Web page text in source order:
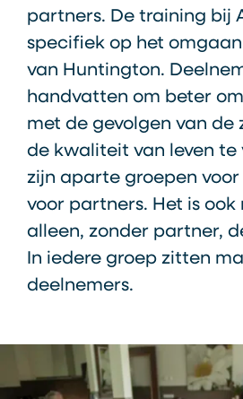
partners. De training bij
specifiek op het
van Huntington.
handvatten om beter
met de gevolgen van de
de kwaliteit van leven te
zijn aparte groepen
voor partners. Het is ook
alleen, zonder partner,
In iedere groep zitten
deelnemers.